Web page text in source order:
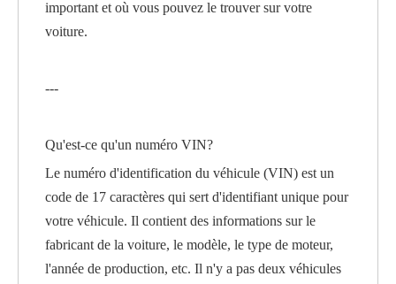
important et où vous pouvez le trouver sur votre
voiture.
---
Qu'est-ce qu'un numéro VIN?
Le numéro d'identification du véhicule (VIN) est un
code de 17 caractères qui sert d'identifiant unique pour
votre véhicule. Il contient des informations sur le
fabricant de la voiture, le modèle, le type de moteur,
l'année de production, etc. Il n'y a pas deux véhicules